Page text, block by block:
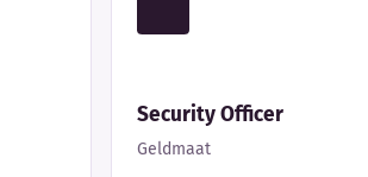
Security Officer
Geldmaat